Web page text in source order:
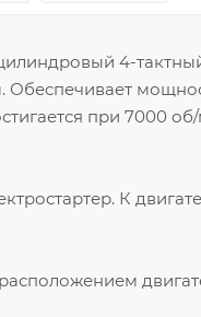
4-
при 7000 об/
К